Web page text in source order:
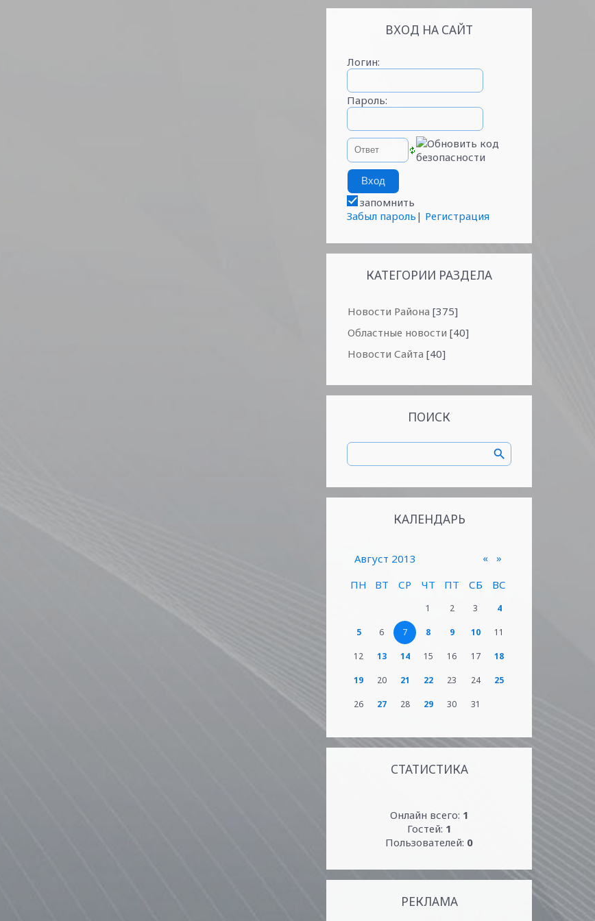
ВХОД НА САЙТ
Логин:
Пароль:
запомнить
Забыл пароль | Регистрация
КАТЕГОРИИ РАЗДЕЛА
Новости Района [375]
Областные новости [40]
Новости Сайта [40]
ПОИСК
КАЛЕНДАРЬ
«
Август 2013
»
ПН
ВТ СР ЧТ ПТ СБ ВС
1 2 3 4
5 6 7 8 9 10 11
12 13 14 15 16 17 18
19 20 21 22 23 24 25
26 27 28 29 30 31
СТАТИСТИКА
Онлайн всего: 1
Гостей: 1
Пользователей: 0
РЕКЛАМА